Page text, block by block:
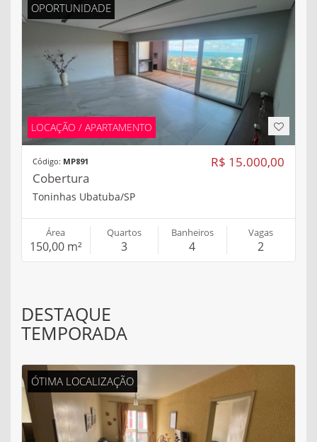
OPORTUNIDADE
LOCAÇÃO / APARTAMENTO
R$ 15.000,00
Código: MP891
Cobertura
Toninhas Ubatuba/SP
Área
150,00 m²
Quartos
3
Banheiros
4
Vagas
2
DESTAQUE
TEMPORADA
ÓTIMA LOCALIZAÇÃO